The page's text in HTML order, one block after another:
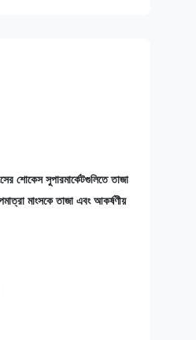
শোকেস সুপারমার্কেটগুলিতে তাজা
মাংসকে তাজা এবং আকর্ষণীয়